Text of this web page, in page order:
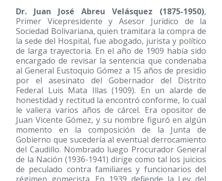
Dr. Juan José Abreu Velásquez (1875-1950),
Primer Vicepresidente y Asesor Jurídico de la
Sociedad Bolivariana, quien tramitara la compra de
la sede del Hospital, fue abogado, jurista y político
de larga trayectoria. En el año de 1909 había sido
encargado de revisar la sentencia que condenaba
al General Eustoquio Gómez a 15 años de presidio
por el asesinato del Gobernador del Distrito
Federal Luis Mata Illas (1909). En un alarde de
honestidad y rectitud la encontró conforme, lo cual
le valiera varios años de cárcel. Era opositor de
Juan Vicente Gómez, y su nombre figuró en algún
momento en la composición de la Junta de
Gobierno que sucedería al eventual derrocamiento
del Caudillo. Nombrado luego Procurador General
de la Nación (1936-1941) dirige como tal los juicios
de peculado contra familiares y funcionarios del